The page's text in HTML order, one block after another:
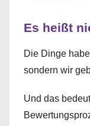
Es heißt
Die Dinge
sondern wir
Und das